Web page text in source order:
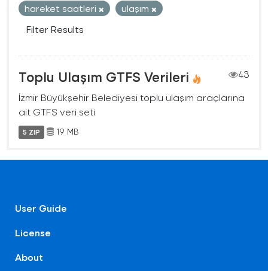
hareket saatleri
ulaşım
Filter Results
Toplu Ulaşım GTFS Verileri
43
İzmir Büyükşehir Belediyesi toplu ulaşım araçlarına
ait GTFS veri seti
5 ZIP 19 MB
User Guide
License
About